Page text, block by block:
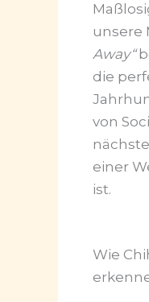
unsere
Away“
die
von
einer
ist.
Wie